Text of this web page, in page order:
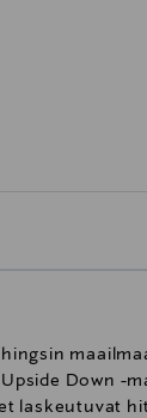
Down -
laskeutuvat